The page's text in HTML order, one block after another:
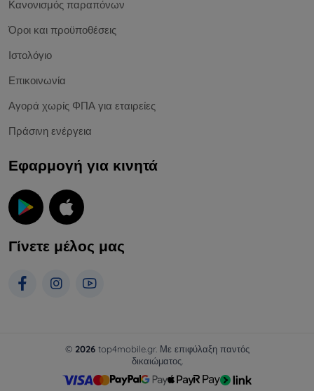
Κανονισμός παραπόνων
Όροι και προϋποθέσεις
Ιστολόγιο
Επικοινωνία
Αγορά χωρίς ΦΠΑ για εταιρείες
Πράσινη ενέργεια
Εφαρμογή για κινητά
Γίνετε μέλος μας
© 2026top4mobile.gr. Με επιφύλαξη παντός
δικαιώματος.